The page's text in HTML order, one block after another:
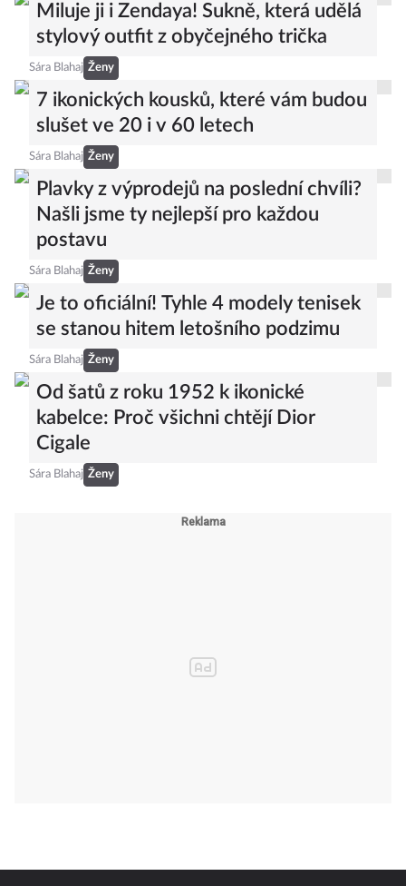
Miluje ji i Zendaya! Sukně, která udělá
stylový outfit z obyčejného trička
Sára Blahaj Ženy
7 ikonických kousků, které vám budou
slušet ve 20 i v 60 letech
Sára Blahaj Ženy
Plavky z výprodejů na poslední chvíli?
Našli jsme ty nejlepší pro každou
postavu
Sára Blahaj Ženy
Je to oficiální! Tyhle 4 modely tenisek
se stanou hitem letošního podzimu
Sára Blahaj Ženy
Od šatů z roku 1952 k ikonické
kabelce: Proč všichni chtějí Dior
Cigale
Sára Blahaj Ženy